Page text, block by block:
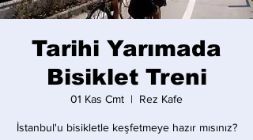
Tarihi Yarımada
Bisiklet Treni
01 Kas Cmt
  |
Rez Kafe
İstanbul'u bisikletle keşfetmeye hazır mısınız?